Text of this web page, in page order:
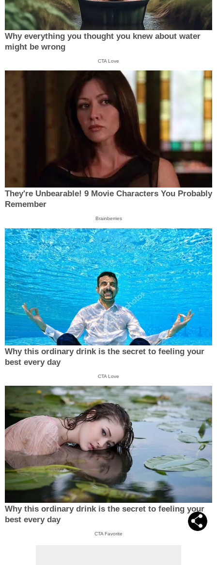
Why everything you thought you knew about water
might be wrong
CTA Love
They're Unbearable! 9 Movie Characters You Probably
Remember
Brainberries
Why this ordinary drink is the secret to feeling your
best every day
CTA Love
Why this ordinary drink is the secret to feeling your
best every day
CTA Favorite